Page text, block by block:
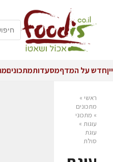
ייןחדש על המדףמסעדותמתכונים
ראשי »
מתכונים
» מתכוני
עוגות »
עוגת
סולת